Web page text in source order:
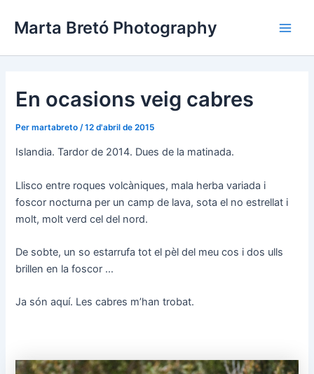
Marta Bretó Photography
En ocasions veig cabres
Per martabreto /12 d'abril de 2015
Islandia. Tardor de 2014. Dues de la matinada.
Llisco entre roques volcàniques, mala herba variada i
foscor nocturna per un camp de lava, sota el no estrellat i
molt, molt verd cel del nord.
De sobte, un so estarrufa tot el pèl del meu cos i dos ulls
brillen en la foscor …
Ja són aquí. Les cabres m’han trobat.
d'entrades